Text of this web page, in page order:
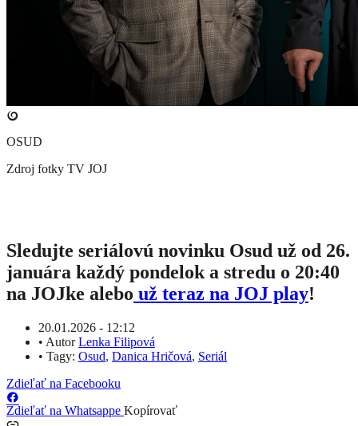
OSUD
Zdroj fotky TV JOJ
Sledujte seriálovú novinku Osud už od 26.
januára každý pondelok a stredu o 20:40
na JOJke alebo už teraz na JOJ play!
20.01.2026 - 12:12
• AutorLenka Filipová
• Tagy: Osud, Danica Hričová, Seriál
Zdieľať na Facebooku
Zdieľať na Whatsappe Kopírovať